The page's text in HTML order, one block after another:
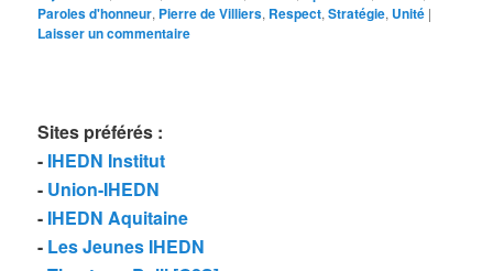
Paroles d'honneur, Pierre de Villiers, Respect,Stratégie, Unité |
Laisser un commentaire
Sites préférés :
- IHEDN Institut
- Union-IHEDN
- IHEDN Aquitaine
- Les Jeunes IHEDN